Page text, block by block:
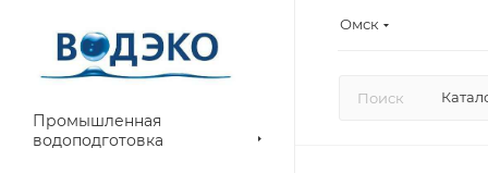
Омск
Промышленная
водоподготовка